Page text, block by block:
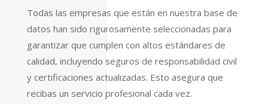
Todas las empresas que están en nuestra base de
datos han sido rigurosamente seleccionadas para
garantizar que cumplen con altos estándares de
calidad, incluyendo seguros de responsabilidad civil
y certificaciones actualizadas. Esto asegura que
recibas un servicio profesional cada vez.